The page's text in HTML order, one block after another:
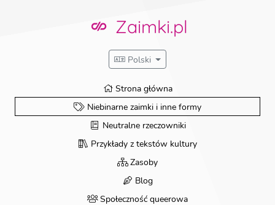
Zaimki.pl
Polski
Strona główna
Niebinarne zaimki i inne formy
Neutralne rzeczowniki
Przykłady z tekstów kultury
Zasoby
Blog
Społeczność queerowa